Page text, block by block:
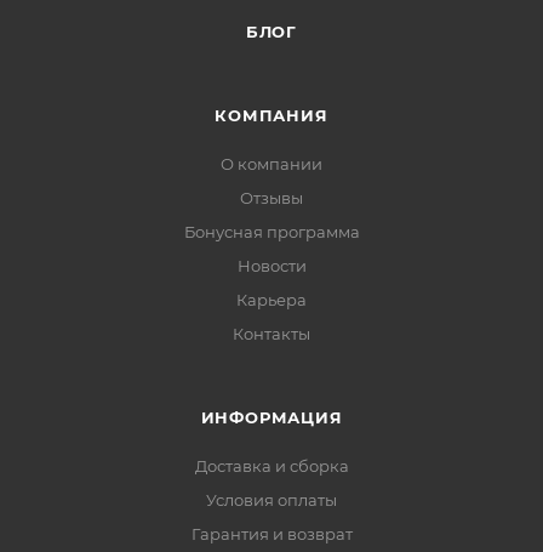
БЛОГ
КОМПАНИЯ
О компании
Отзывы
Бонусная программа
Новости
Карьера
Контакты
ИНФОРМАЦИЯ
Доставка и сборка
Условия оплаты
Гарантия и возврат